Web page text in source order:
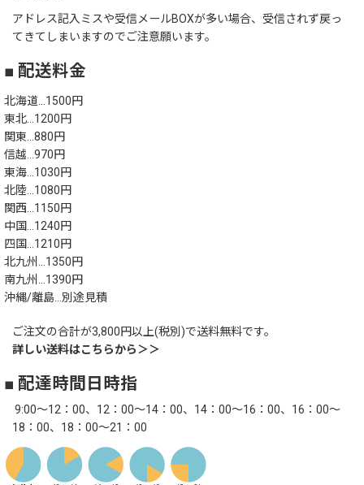
アドレス記入ミスや受信メールBOXが多い場合、受信されず戻っ
てきてしまいますのでご注意願います。
■ 配送料金
北海道…1500円
東北…1200円
関東…880円
信越…970円
東海…1030円
北陸…1080円
関西…1150円
中国…1240円
四国…1210円
北九州…1350円
南九州…1390円
沖縄/離島…別途見積
ご注文の合計が3,800円以上(税別)で送料無料です。
詳しい送料はこちらから＞＞
■ 配達時間日時指
9:00～12：00、12：00～14：00、14：00～16：00、16：00～
18：00、18：00～21：00